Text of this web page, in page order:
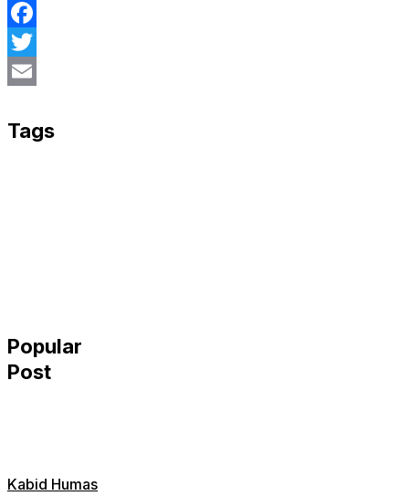
Facebook
Twitter
Tags
Popular
Post
Kabid Humas